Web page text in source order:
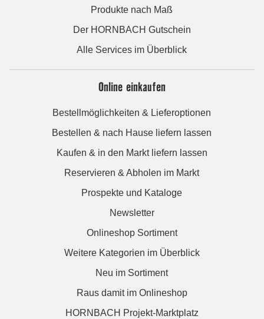
Produkte nach Maß
Der HORNBACH Gutschein
Alle Services im Überblick
Online einkaufen
Bestellmöglichkeiten & Lieferoptionen
Bestellen & nach Hause liefern lassen
Kaufen & in den Markt liefern lassen
Reservieren & Abholen im Markt
Prospekte und Kataloge
Newsletter
Onlineshop Sortiment
Weitere Kategorien im Überblick
Neu im Sortiment
Raus damit im Onlineshop
HORNBACH Projekt-Marktplatz